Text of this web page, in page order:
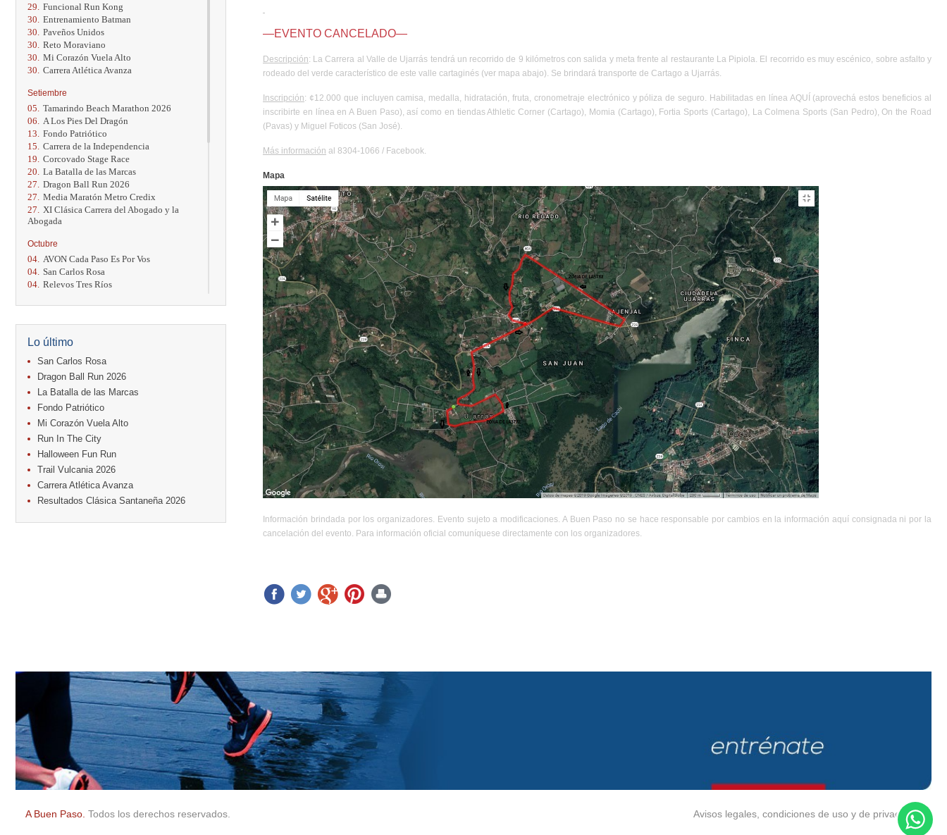
29. Funcional Run Kong
30. Entrenamiento Batman
30. Paveños Unidos
30. Reto Moraviano
30. Mi Corazón Vuela Alto
30. Carrera Atlética Avanza
Setiembre
05. Tamarindo Beach Marathon 2026
06.
A Los Pies Del Dragón
13. Fondo Patriótico
15. Carrera de la Independencia
19. Corcovado Stage Race
20. La Batalla de las Marcas
27. Dragon Ball Run 2026
27. Media Maratón Metro Credix
27.
XI Clásica Carrera del Abogado y la
Abogada
Octubre
04. AVON Cada Paso Es Por Vos
04. San Carlos Rosa
04. Relevos Tres Ríos
17. Caribe Paradise Run
Casa Turire Trail Run
18. Warriors Run Circuit
18. Samsung Jacó Beach Half Marathon
2026
KRun by Under Armour
25. Run Alajuela
31. Halloween Fun Run
15. Entre Pan y Rosas
Diciembre
06. Trail Vulcania 2026
Lo último
San Carlos Rosa
Dragon Ball Run 2026
La Batalla de las Marcas
Fondo Patriótico
Mi Corazón Vuela Alto
Run In The City
Halloween Fun Run
Trail Vulcania 2026
Carrera Atlética Avanza
Resultados Clásica Santaneña 2026
—EVENTO CANCELADO—
Descripción: La Carrera al Valle de Ujarrás tendrá un recorrido de 9 kilómetros con salida y meta frente al restaurante La Pipiola. El recorrido es muy escénico, sobre asfalto y
rodeado del verde característico de este valle cartaginés (ver mapa abajo). Se brindará transporte de Cartago a Ujarrás.
Inscripción: ¢12.000 que incluyen camisa, medalla, hidratación, fruta, cronometraje electrónico y póliza de seguro. Habilitadas en línea AQUÍ (aprovecháestos beneficios al
inscribirte en línea en A Buen Paso), así como en tiendas Athletic Corner (Cartago), Momia (Cartago), Fortia Sports (Cartago), La Colmena Sports (San Pedro), On the Road
(Pavas) y Miguel Foticos (San José).
Más información al 8304-1066 / Facebook
Mapa
Información brindada por los organizadores. Evento sujeto a modificaciones. A Buen Paso no se hace responsable por cambios en la información aquí consignada ni por la
cancelación del evento. Para información oficial comuníquese directamente con los organizadores.
Avisos legales, condiciones de uso y de privacidad.
A Buen Paso. Todos los derechos reservados.